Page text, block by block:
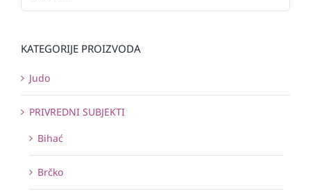
KATEGORIJE PROIZVODA
Judo
PRIVREDNI SUBJEKTI
Bihać
Brčko